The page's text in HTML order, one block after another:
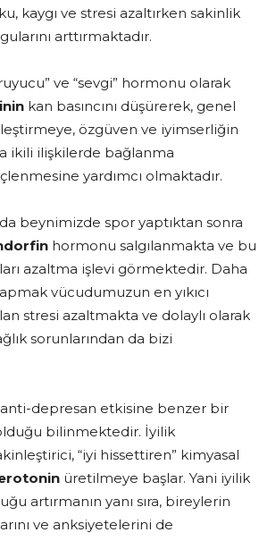
kaygı ve stresi azaltırken sakinlik
arttırmaktadır.
ve “sevgi” hormonu olarak
kan basıncını düşürerek, genel
özgüven ve iyimserliğin
ikili ilişkilerde bağlanma
yardımcı olmaktadır.
beynimizde spor yaptıktan sonra
hormonu salgılanmakta ve bu
azaltma işlevi görmektedir. Daha
vücudumuzun en yıkıcı
stresi azaltmakta ve dolaylı olarak
sorunlarından da bizi
depresan etkisine benzer bir
bilinmektedir. İyilik
“iyi hissettiren” kimyasal
üretilmeye başlar. Yani iyilik
artırmanın yanı sıra, bireylerin
ve anksiyetelerini de